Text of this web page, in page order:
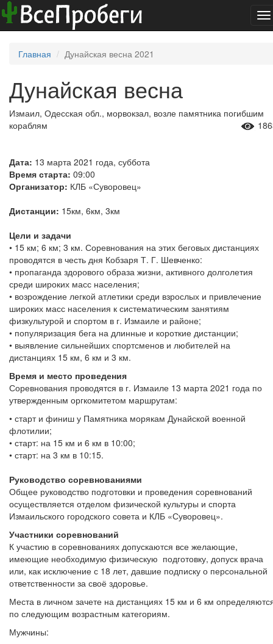
Главная Дунайская весна 2021
Дунайская весна
Измаил, Одесская обл., морвокзал, возле памятника погибшим
кораблям
Дата: 13 марта 2021 года, суббота
Время старта: 09:00
Организатор: КЛБ «Суворовец»
Дистанции: 15км, 6км, 3км
Цели и задачи
• 15 км; 6 км; 3 км. Соревнования на этих беговых дистанциях
проводятся в честь дня Кобзаря Т. Г. Шевченко:
• пропаганда здорового образа жизни, активного долголетия
среди широких масс населения;
• возрождение легкой атлетики среди взрослых и привлечение
широких масс населения к систематическим занятиям
физкультурой и спортом в г. Измаиле и районе;
• популяризация бега на длинные и короткие дистанции;
• выявление сильнейших спортсменов и любителей на
дистанциях 15 км, 6 км и 3 км.
Время и место проведения
Соревнования проводятся в г. Измаиле 13 марта 2021 года по
утвержденным оргкомитетом маршрутам:
• старт и финиш у Памятника морякам Дунайской военной
флотилии;
• старт: на 15 км и 6 км в 10:00;
• старт: на 3 км в 10:15.
Руководство соревнованиями
Общее руководство подготовки и проведения соревнований
осуществляется отделом физической культуры и спорта
Измаильского городского совета и КЛБ «Суворовец».
Участники соревнований
К участию в соревнованиях допускаются все желающие,
имеющие необходимую физическую подготовку, допуск врача
или, как исключение с 18 лет, давшие подписку о персональной
ответственности за своё здоровье.
Места в личном зачете на дистанциях 15 км и 6 км
по следующим возрастным категориям.
Мужчины: